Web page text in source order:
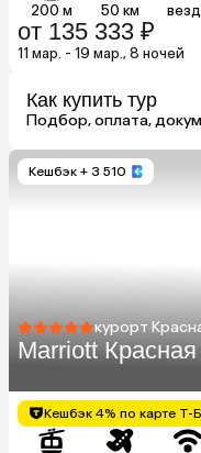
200 м 50 км
от 135 333 ₽
11 мар. - 19 мар., 8 ночей
Как купить тур
Подбор, оплата,
Кешбэк + 3 510
курорт
Marriott
Кешбэк 4% по карте Т-